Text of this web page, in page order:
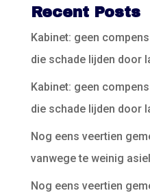
Recent Posts
Kabinet: geen
die schade lijden door
Kabinet: geen
die schade lijden door
Nog eens veertien
vanwege te weinig
Nog eens veertien